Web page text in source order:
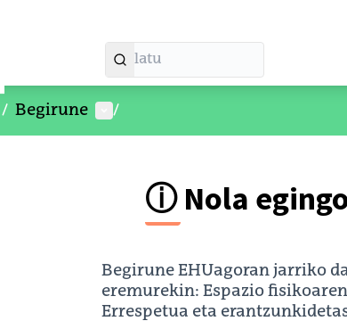
/ Begirune Parte-hartzailearen menua
/
ⓘ Nola
Begirune EHUagoran jarriko
eremurekin: Espazio
Errespetua eta